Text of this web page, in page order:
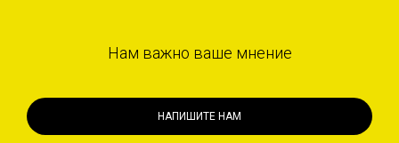
Нам важно ваше мнение
НАПИШИТЕ НАМ